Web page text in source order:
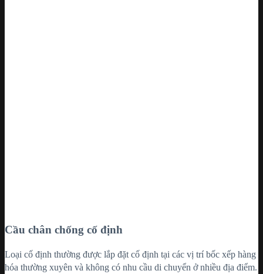
Cầu chân chống cố định
Loại cố định thường được lắp đặt cố định tại các vị trí bốc xếp hàng
hóa thường xuyên và không có nhu cầu di chuyển ở nhiều địa điểm.